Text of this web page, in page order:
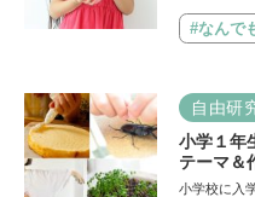
#なんで
自由研
小学１年
テーマ＆
ちの「好
小学校に入